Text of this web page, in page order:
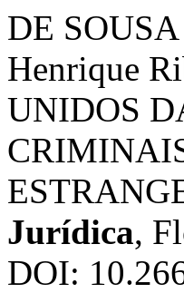
DE
Henrique
UNIDOS
Jurídica,
DOI: